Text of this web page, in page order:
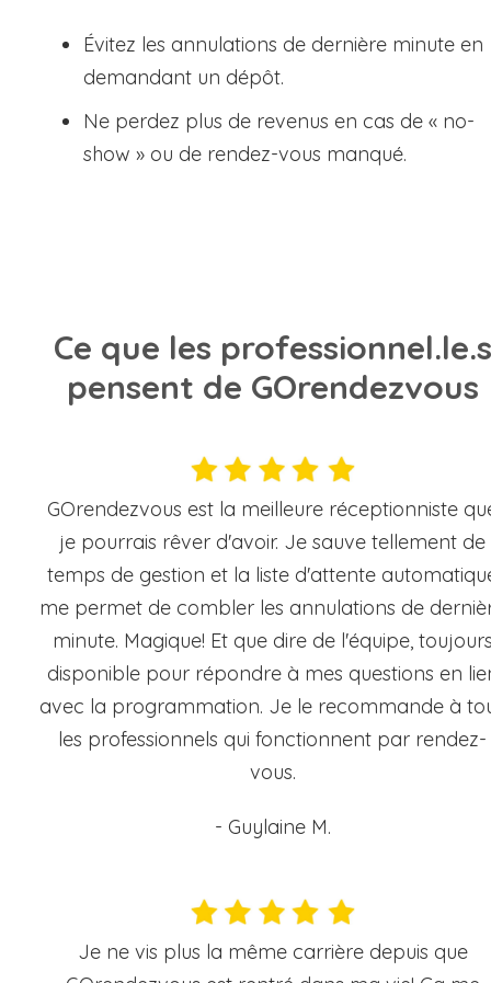
Évitez les annulations de dernière minute en
demandant un dépôt.
Ne perdez plus de revenus en cas de « no-
show » ou de rendez-vous manqué.
Ce que les professionnel.le.s
pensent de GOrendezvous
GOrendezvous est la meilleure réceptionniste
je pourrais rêver d'avoir. Je sauve tellement de
temps de gestion et la liste d'attente
me permet de combler les annulations de
minute. Magique! Et que dire de l'équipe,
disponible pour répondre à mes questions en
avec la programmation. Je le recommande à
les professionnels qui fonctionnent par rendez-
vous.
- Guylaine M.
Je ne vis plus la même carrière depuis que